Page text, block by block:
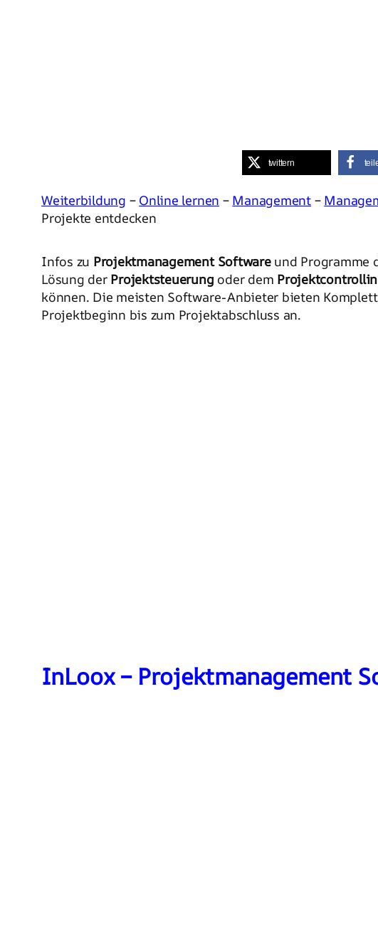
twittern
Weiterbildung – Online lernen – Management–
Projekte entdecken
Infos zu Projektmanagement Softwareund Programme
Lösung der Projektsteuerung oder dem
können. Die meisten Software-Anbieter bieten
Projektbeginn bis zum Projektabschluss an.
InLoox – Projektmanagement